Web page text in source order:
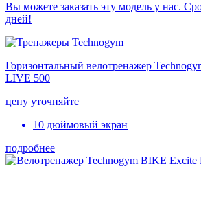
Вы можете заказать эту модель у нас.
дней!
Горизонтальный велотренажер
LIVE 500
цену уточняйте
10 дюймовый экран
подробнее